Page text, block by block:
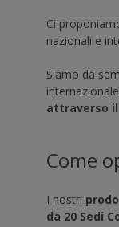
Ci
nazionali e
Siamo da
attraverso
Come
I nostri
da 20 Sedi